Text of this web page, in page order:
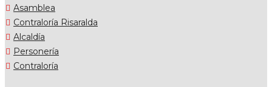
Asamblea
Contraloría Risaralda
Alcaldía
Personería
Contraloría